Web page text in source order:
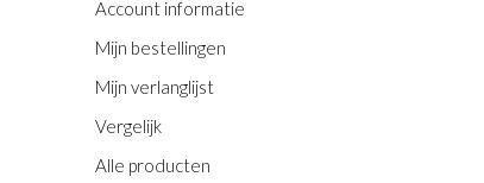
Account informatie
Mijn bestellingen
Mijn verlanglijst
Vergelijk
Alle producten